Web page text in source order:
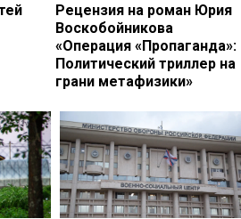
Рецензия на роман Юрия
Воскобойникова
«Операция «Пропаганда»:
Политический триллер на
грани метафизики»